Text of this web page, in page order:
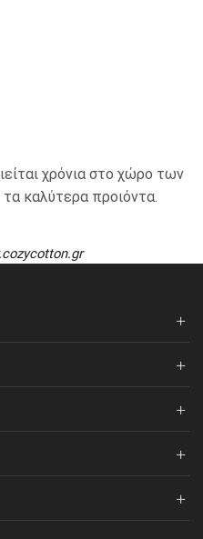
χρόνια στο χώρο των
καλύτερα προιόντα.